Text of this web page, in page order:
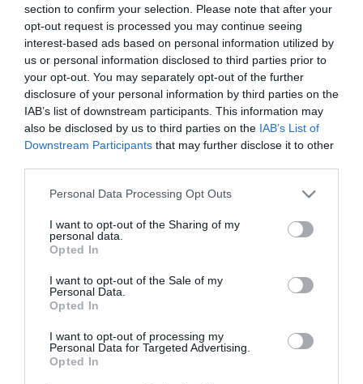
section to confirm your selection. Please note that after your
opt-out request is processed you may continue seeing
interest-based ads based on personal information utilized by
us or personal information disclosed to third parties prior to
your opt-out. You may separately opt-out of the further
disclosure of your personal information by third parties on the
IAB’s list of downstream participants. This information may
also be disclosed by us to third parties on the IAB’s List of
Downstream Participants that may further disclose it to other
Please note that this website/app uses one or more Google
not limited to your visit or usage behaviour. You may click to
grant or deny consent to Google and its third-party tags to
use your data for below specified purposes in below Google
consent section.
Personal Data Processing Opt Outs
I want to opt-out of the Sharing of my
personal data.
Opted In
I want to opt-out of the Sale of my
Personal Data.
Opted In
I want to opt-out of processing my
Personal Data for Targeted Advertising.
Opted In